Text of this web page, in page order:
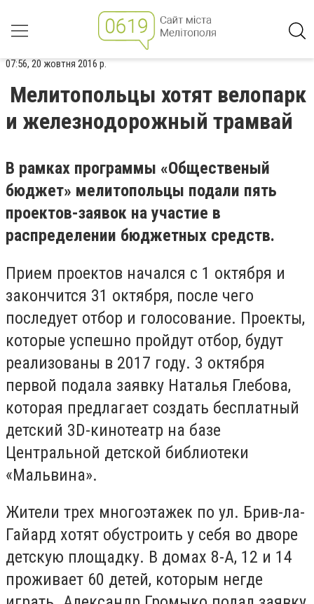
07:56, 20 жовтня 2016 р.
Мелитопольцы хотят велопарк
и железнодорожный трамвай
В рамках программы «Общественый
бюджет» мелитопольцы подали пять
проектов-заявок на участие в
распределении бюджетных средств.
Прием проектов начался с 1 октября и
закончится 31 октября, после чего
последует отбор и голосование. Проекты,
которые успешно пройдут отбор, будут
реализованы в 2017 году. 3 октября
первой подала заявку Наталья Глебова,
которая предлагает создать бесплатный
детский 3D-кинотеатр на базе
Центральной детской библиотеки
«Мальвина».
Жители трех многоэтажек по ул. Брив-ла-
Гайард хотят обустроить у себя во дворе
детскую площадку. В домах 8-А, 12 и 14
проживает 60 детей, которым негде